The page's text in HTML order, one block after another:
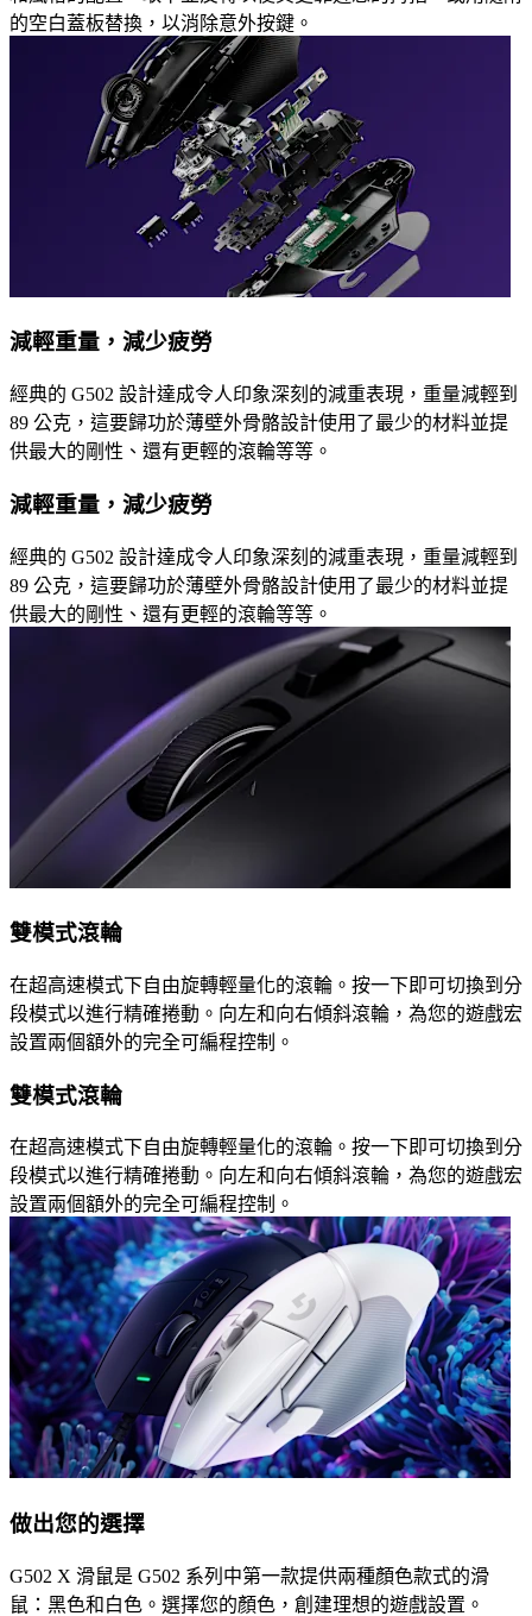
的空白蓋板替換，以消除意外按鍵。
減輕重量，減少疲勞
經典的 G502 設計達成令人印象深刻的減重表現，重量減輕到
89 公克，這要歸功於薄壁外骨骼設計使用了最少的材料並提
供最大的剛性、還有更輕的滾輪等等。
減輕重量，減少疲勞
經典的 G502 設計達成令人印象深刻的減重表現，重量減輕到
89 公克，這要歸功於薄壁外骨骼設計使用了最少的材料並提
供最大的剛性、還有更輕的滾輪等等。
雙模式滾輪
在超高速模式下自由旋轉輕量化的滾輪。按一下即可切換到分
段模式以進行精確捲動。向左和向右傾斜滾輪，為您的遊戲宏
設置兩個額外的完全可編程控制。
雙模式滾輪
在超高速模式下自由旋轉輕量化的滾輪。按一下即可切換到分
段模式以進行精確捲動。向左和向右傾斜滾輪，為您的遊戲宏
設置兩個額外的完全可編程控制。
做出您的選擇
G502 X 滑鼠是 G502 系列中第一款提供兩種顏色款式的滑
鼠：黑色和白色。選擇您的顏色，創建理想的遊戲設置。